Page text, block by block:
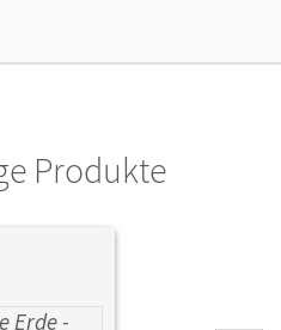
E-Book arbeiten.
Produkte